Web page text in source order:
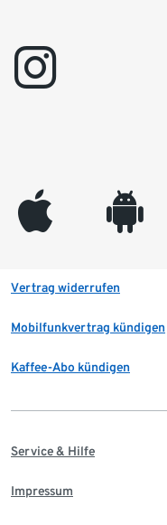
instagram
appleinc android
Vertrag widerrufen
Mobilfunkvertrag kündigen
Kaffee-Abo kündigen
Service & Hilfe
Impressum